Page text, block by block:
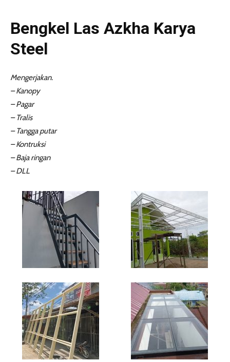
Bengkel Las Azkha Karya
Steel
Mengerjakan.
– Kanopy
– Pagar
– Tralis
– Tangga putar
– Kontruksi
– Baja ringan
– DLL